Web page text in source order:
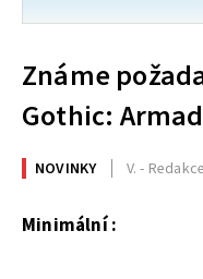
Známe
Gothic:
NOVINKY V. - Redakce
Minimální :